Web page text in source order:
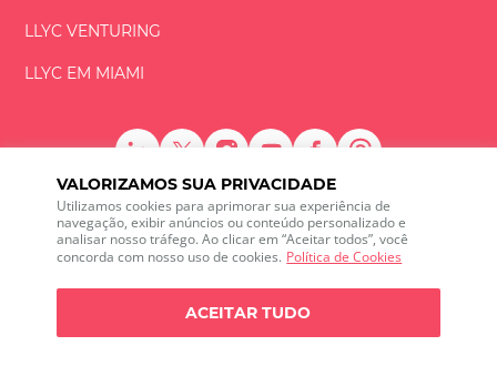
VALORIZAMOS SUA PRIVACIDADE
Utilizamos cookies para aprimorar sua experiência de
navegação, exibir anúncios ou conteúdo personalizado e
analisar nosso tráfego. Ao clicar em “Aceitar todos”, você
concorda com nosso uso de cookies. Política de Cookies
ACEITAR TUDO
LLYC VENTURING
LLYC EM MIAMI
LLYC © 2026 Todos os direitos reservados
ES EN PT BR
600 Brickell Avenue, Suite 2125 Miami, Florida 33131
Política de Privacidade